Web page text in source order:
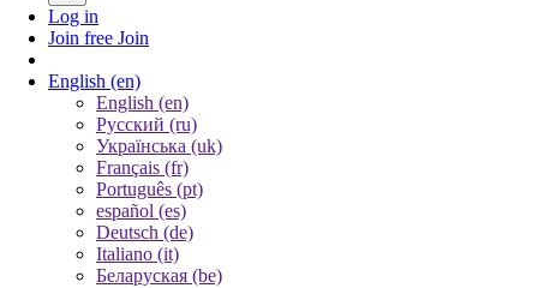
Log in
Join free Join
English (en)
English (en)
Русский (ru)
Українська (uk)
Français (fr)
Português (pt)
español (es)
Deutsch (de)
Italiano (it)
Беларуская (be)